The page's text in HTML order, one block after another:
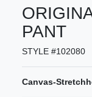
PANT
STYLE #102080
Canvas-